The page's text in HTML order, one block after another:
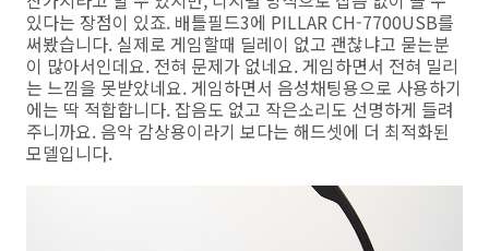
있다는 장점이 있죠. 배틀필드3에 PILLAR CH-7700USB를
써봤습니다. 실제로 게임할때 딜레이 없고 괜찮냐고 묻는분
이 많아서인데요. 전혀 문제가 없네요. 게임하면서 전혀 밀리
는 느낌을 못받았네요. 게임하면서 음성채팅용으로 사용하기
에는 딱 적합합니다. 잡음도 없고 작은소리도 선명하게 들려
주니까요. 음악 감상용이라기 보다는 해드셋에 더 최적화된
모델입니다.